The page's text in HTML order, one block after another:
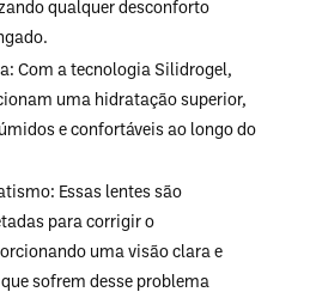
qualquer desconforto
Com a tecnologia Silidrogel,
uma hidratação superior,
e confortáveis ao longo do
Essas lentes são
para corrigir o
uma visão clara e
sofrem desse problema